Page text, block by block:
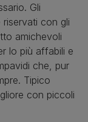
Gli
con gli
amichevoli
lo più affabili e
che, pur
Tipico
con piccoli